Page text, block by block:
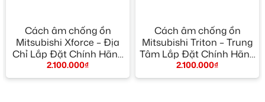
Cách âm chống ồn
Mitsubishi Xforce – Địa
Chỉ Lắp Đặt Chính Hãng
TPHCM
2.100.000₫
Cách âm chống ồn
Mitsubishi Triton – Trung
Tâm Lắp Đặt Chính Hãng
Uy Tín TPHCM
2.100.000₫